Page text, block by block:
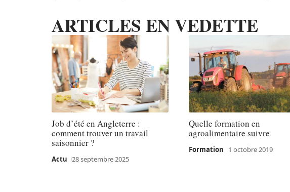
ARTICLES EN VEDETTE
Job d’été en Angleterre :
comment trouver un travail
saisonnier ?
Actu 28 septembre 2025
Quelle formation en
agroalimentaire suivre
Formation 1 octobre 2019